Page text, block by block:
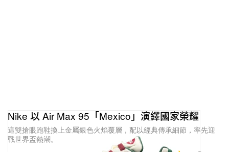
Nike 以 Air Max 95「Mexico」演繹國家榮耀
這雙搶眼跑鞋換上金屬銀色火焰覆層，配以經典傳承細節，率先迎
戰世界盃熱潮。